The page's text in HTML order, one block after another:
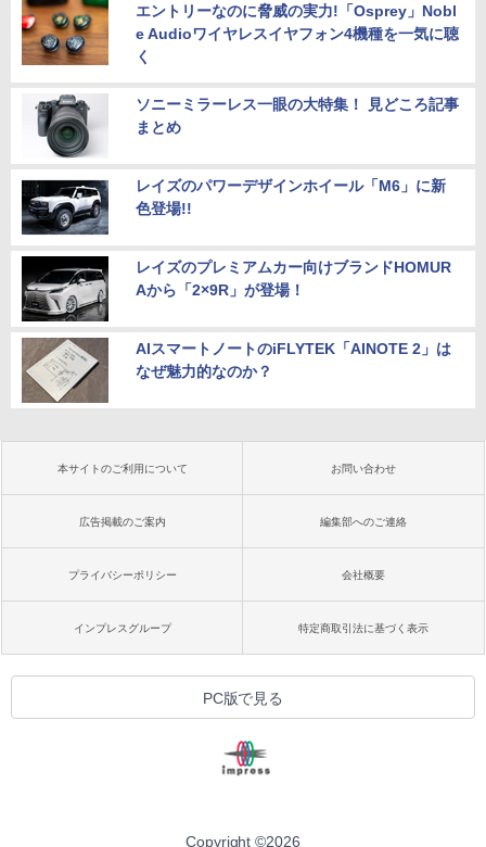
エントリーなのに脅威の実力!「Osprey」Nobl
e Audioワイヤレスイヤフォン4機種を一気に聴
く
ソニーミラーレス一眼の大特集！ 見どころ記事
まとめ
レイズのパワーデザインホイール「M6」に新
色登場!!
レイズのプレミアムカー向けブランドHOMUR
Aから「2×9R」が登場！
AIスマートノートのiFLYTEK「AINOTE 2」は
なぜ魅力的なのか？
本サイトのご利用について お問い合わせ
広告掲載のご案内 編集部へのご連絡
プライバシーポリシー 会社概要
インプレスグループ 特定商取引法に基づく表示
PC版で見る
Copyright ©2026